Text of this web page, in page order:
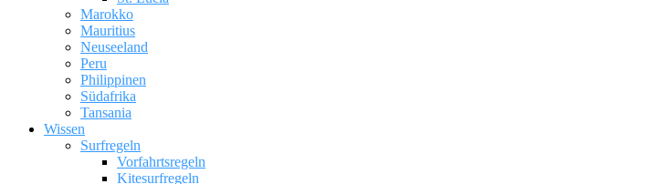
Marokko
Mauritius
Neuseeland
Peru
Philippinen
Südafrika
Tansania
Wissen
Surfregeln
Vorfahrtsregeln
Kitesurfregeln